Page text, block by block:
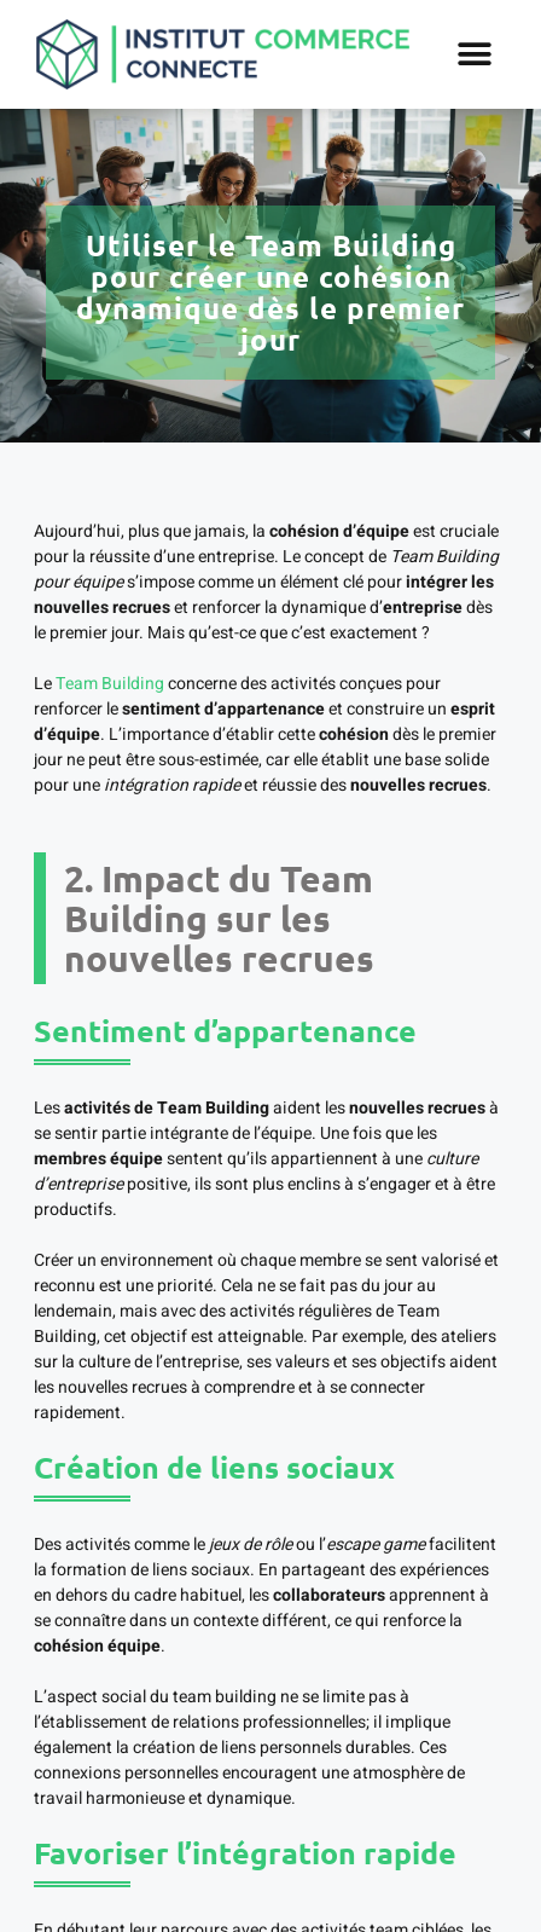
Utiliser le Team Building
pour créer une cohésion
dynamique dès le premier
jour
Aujourd’hui, plus que jamais, lacohésion d’équipeest cruciale
pour la réussite d’une entreprise. Le concept de Team Building
pour équipes’impose comme un élément clé pourintégrer les
nouvelles recrueset renforcer la dynamique d’entreprisedès
le premier jour. Mais qu’est-ce que c’est exactement ?
LeTeam Buildingconcerne des activités conçues pour
renforcer lesentiment d’appartenanceet construire unesprit
d’équipe. L’importance d’établir cettecohésiondès le premier
jour ne peut être sous-estimée, car elle établit une base solide
pour uneintégration rapideet réussie desnouvelles recrues.
2. Impact du Team
Building sur les
nouvelles recrues
Sentiment d’appartenance
Lesactivités de Team Buildingaident lesnouvelles recruesà
se sentir partie intégrante de l’équipe. Une fois que les
membres équipesentent qu’ils appartiennent à uneculture
d’entreprisepositive, ils sont plus enclins à s’engager et à être
productifs.
Créer un environnement où chaque membre se sent valorisé et
reconnu est une priorité. Cela ne se fait pas du jour au
lendemain, mais avec des activités régulières de Team
Building, cet objectif est atteignable. Par exemple, des ateliers
sur la culture de l’entreprise, ses valeurs et ses objectifs aident
les nouvelles recrues à comprendre et à se connecter
rapidement.
Création de liens sociaux
Des activités comme lejeux de rôleou l’escape gamefacilitent
la formation de liens sociaux. En partageant des expériences
en dehors du cadre habituel, lescollaborateursapprennent à
se connaître dans un contexte différent, ce qui renforce la
cohésion équipe.
L’aspect social du team building ne se limite pas à
l’établissement de relations professionnelles; il implique
également la création de liens personnels durables. Ces
connexions personnelles encouragent une atmosphère de
travail harmonieuse et dynamique.
Favoriser l’intégration rapide